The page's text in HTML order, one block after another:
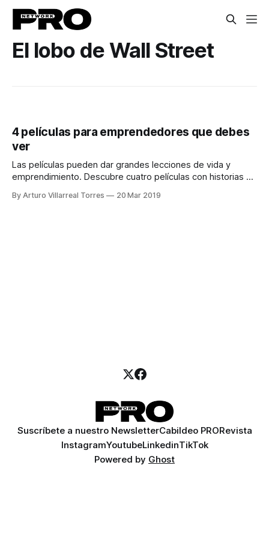
El lobo de Wall Street
4 películas para emprendedores que debes
ver
Las películas pueden dar grandes lecciones de vida y
emprendimiento. Descubre cuatro películas con historias de
By Arturo Villarreal Torres 20 Mar 2019
Suscríbete a nuestro NewsletterCabildeo PRORevista
InstagramYoutubeLinkedinTikTok
Powered by Ghost